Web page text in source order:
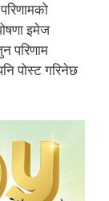
इमेज
परिणाम
पोस्ट गरिनेछ